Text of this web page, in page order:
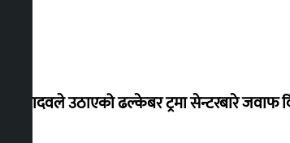
सांसद यादवले उठाएको ढल्केबर ट्रमा सेन्टरबारे